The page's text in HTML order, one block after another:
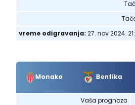
vreme odigravanja: 27. nov 2024.
Monako Benfika
Vaša prognoza